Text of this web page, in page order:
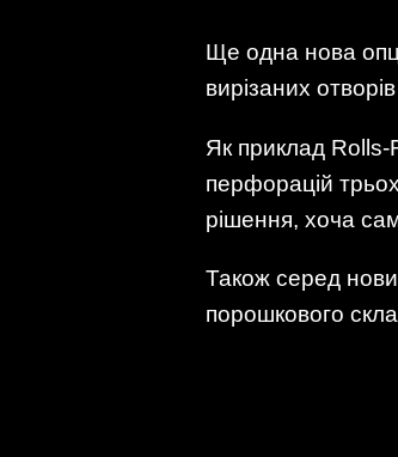
Ще одна нова
вирізаних отворів
Як приклад Rolls-
перфорацій
рішення, хоча
Також серед
порошкового